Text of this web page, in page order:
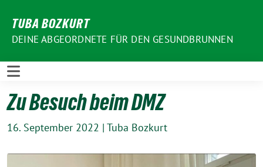
zum
Inhalt
TUBA BOZKURT
DEINE ABGEORDNETE FÜR DEN GESUNDBRUNNEN
Zu Besuch beim DMZ
16. September 2022 | Tuba Bozkurt